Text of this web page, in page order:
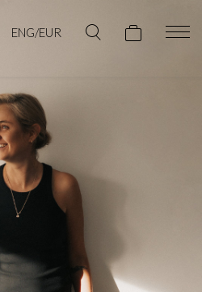
ENG/EUR